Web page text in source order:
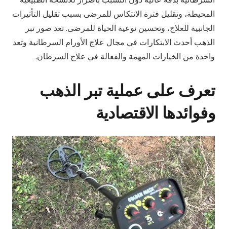
المحيطة، وتقليل فترة الانتكاس للمرضى بسبب تقليل التأثيرات
الجانبية للعلاج، وتحسين نوعية الحياة للمرضى. تعد صور تبر
الذهب أحدث الابتكارات في مجال علاج الأورام السرطانية وتعد
واحدة من الخيارات المهمة والفعالة في علاج السرطان.
تعرف على عملية تبر الذهب
وفوائدها الاقتصادية